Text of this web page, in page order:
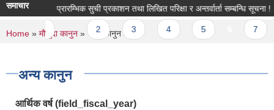
समाचार
सूचना । प्रारम्भिक सुची प्रकाशन तथा लिखित परिक्षा र अन्तर्वार्ता सम्बन्धि सूचना !
‹ previous … 2 4 5
You are here
Home » मौजुदा कानुन » अन्य कानुन
अन्य कानुन
आर्थिक वर्ष (field_fiscal_year)